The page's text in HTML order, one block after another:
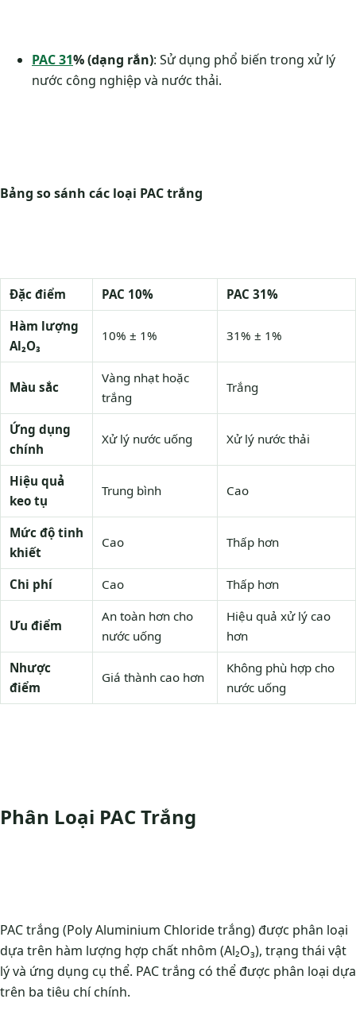
PAC 31% (dạng rắn): Sử dụng phổ biến trong xử lý
nước công nghiệp và nước thải​.
Bảng so sánh các loại PAC trắng
Đặc điểm PAC 10%
PAC 31%
Hàm lượng
Al₂O₃
10% ± 1% 31% ± 1%
Màu sắc
Vàng nhạt hoặc
trắng
Trắng
Ứng dụng
chính
Xử lý nước uống Xử lý nước thải
Hiệu quả
keo tụ
Trung bình Cao
Mức độ tinh
khiết
Cao Thấp hơn
Chi phí Cao Thấp hơn
Ưu điểm
An toàn hơn cho
nước uống
Hiệu quả xử lý cao
hơn
Nhược
điểm
Giá thành cao hơn
Không phù hợp cho
nước uống
Phân Loại PAC Trắng
PAC trắng (Poly Aluminium Chloride trắng) được phân loại
dựa trên hàm lượng hợp chất nhôm (Al₂O₃), trạng thái vật
lý và ứng dụng cụ thể. PAC trắng có thể được phân loại dựa
trên ba tiêu chí chính.